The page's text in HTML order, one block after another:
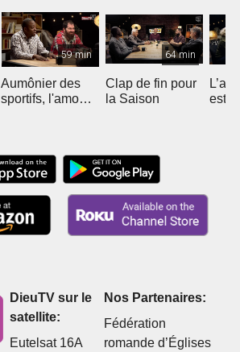
59 min
Aumônier des
sportifs, l'amour
64 min
Clap de fin pour
la Saison
est-il
DieuTV sur le
satellite:
Eutelsat 16A
Nos Partenaires:
Fédération
romande d’Églises